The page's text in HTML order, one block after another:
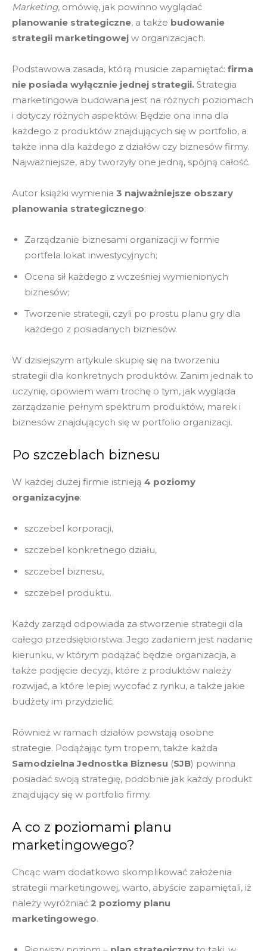
Marketing, omówię, jak powinno wyglądać
planowanie strategiczne, a także budowanie
strategii marketingowej w organizacjach.
Podstawowa zasada, którą musicie zapamiętać: firma
nie posiada wyłącznie jednej strategii. Strategia
marketingowa budowana jest na różnych poziomach
i dotyczy różnych aspektów. Będzie ona inna dla
każdego z produktów znajdujących się w portfolio, a
także inna dla każdego z działów czy biznesów firmy.
Najważniejsze, aby tworzyły one jedną, spójną całość.
Autor książki wymienia 3 najważniejsze obszary
planowania strategicznego:
Zarządzanie biznesami organizacji w formie
portfela lokat inwestycyjnych;
Ocena sił każdego z wcześniej wymienionych
biznesów;
Tworzenie strategii, czyli po prostu planu gry dla
każdego z posiadanych biznesów.
W dzisiejszym artykule skupię się na tworzeniu
strategii dla konkretnych produktów. Zanim jednak to
uczynię, opowiem wam trochę o tym, jak wygląda
zarządzanie pełnym spektrum produktów, marek i
biznesów znajdujących się w portfolio organizacji.
Po szczeblach biznesu
W każdej dużej firmie istnieją 4 poziomy
organizacyjne:
szczebel korporacji,
szczebel konkretnego działu,
szczebel biznesu,
szczebel produktu.
Każdy zarząd odpowiada za stworzenie strategii dla
całego przedsiębiorstwa. Jego zadaniem jest nadanie
kierunku, w którym podążać będzie organizacja, a
także podjęcie decyzji, które z produktów należy
rozwijać, a które lepiej wycofać z rynku, a także jakie
budżety im przydzielić.
Również w ramach działów powstają osobne
strategie. Podążając tym tropem, także każda
Samodzielna Jednostka Biznesu (SJB) powinna
posiadać swoją strategię, podobnie jak każdy produkt
znajdujący się w portfolio firmy.
A co z poziomami planu
marketingowego?
Chcąc wam dodatkowo skomplikować założenia
strategii marketingowej, warto, abyście zapamiętali, iż
należy wyróżniać 2 poziomy planu
marketingowego.